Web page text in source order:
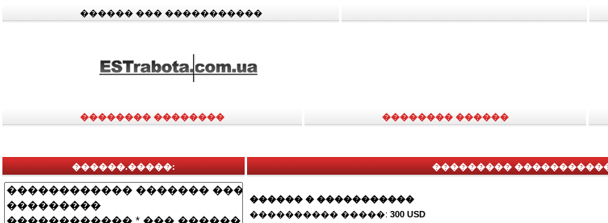
������ ��� �����������
�������� �������� �������� ������
������.�����: ���������
������ � �����������
���������� �����: 300 USD